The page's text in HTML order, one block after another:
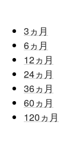
3ヵ月
6ヵ月
12ヵ月
24ヵ月
36ヵ月
60ヵ月
120ヵ月